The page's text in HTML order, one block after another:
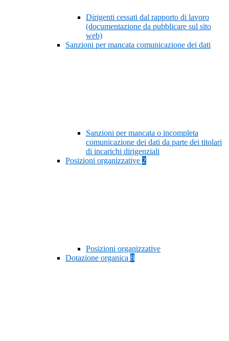
Dirigenti cessati dal rapporto di lavoro
(documentazione da pubblicare sul sito
web)
Sanzioni per mancata comunicazione dei dati
Sanzioni per mancata o incompleta
comunicazione dei dati da parte dei titolari
di incarichi dirigenziali
Posizioni organizzative 2
Posizioni organizzative
Dotazione organica 8